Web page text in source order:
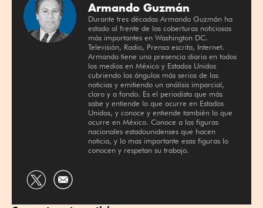
Armando Guzmán
Durante tres décadas Armando Guzmán ha
estado al frente de las coberturas noticiosas
más importantes en Washington DC.
Televisión, Radio, Prensa escrita, Internet.
Armando tiene una presencia diaria en todos
los medios en México y Estados Unidos
cubriendo los ángulos más serios de las
noticias y emitiendo un análisis imparcial,
claro y a fondo. Es el periodista que más
sabe y entiende lo que ocurre en Estados
Unidos, y conoce y entiende también lo que
ocurre en México. Conoce a las figuras
nacionales estadounidenses que hacen
noticia, y lo mas importante esas figuras lo
conocen y respetan su trabajo.
Compartir